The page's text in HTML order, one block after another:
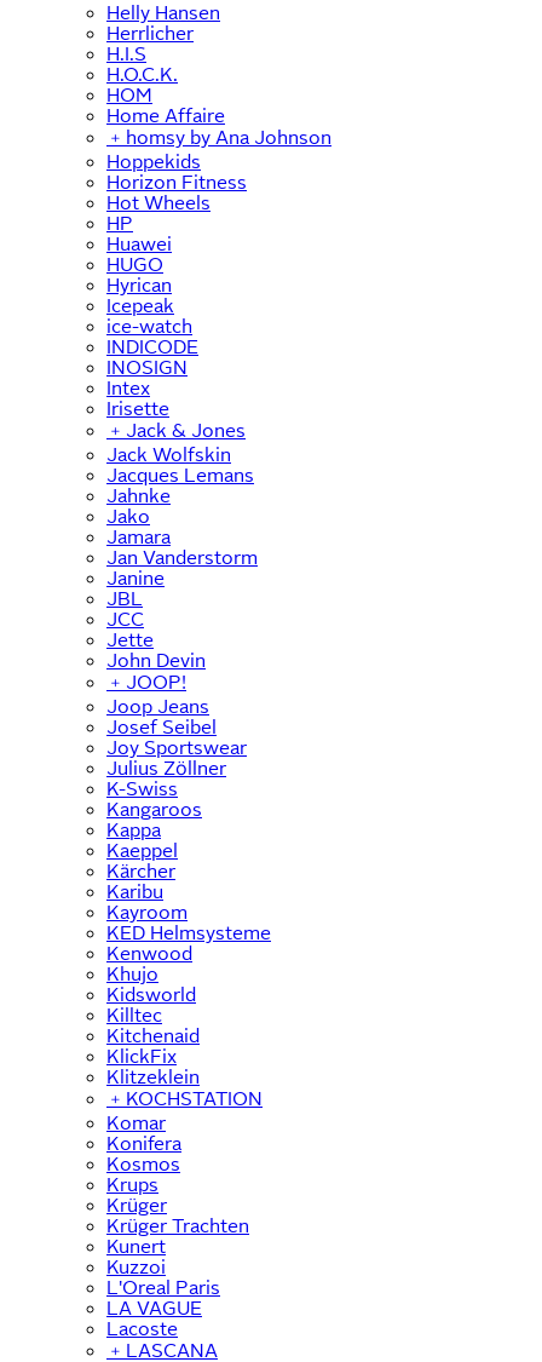
Helly Hansen
Herrlicher
H.I.S
H.O.C.K.
HOM
Home Affaire
﹢ homsy by Ana Johnson
Hoppekids
Horizon Fitness
Hot Wheels
HP
Huawei
HUGO
Hyrican
Icepeak
ice-watch
INDICODE
INOSIGN
Intex
Irisette
﹢ Jack & Jones
Jack Wolfskin
Jacques Lemans
Jahnke
Jako
Jamara
Jan Vanderstorm
Janine
JBL
JCC
Jette
John Devin
﹢ JOOP!
Joop Jeans
Josef Seibel
Joy Sportswear
Julius Zöllner
K-Swiss
Kangaroos
Kappa
Kaeppel
Kärcher
Karibu
Kayroom
KED Helmsysteme
Kenwood
Khujo
Kidsworld
Killtec
Kitchenaid
KlickFix
Klitzeklein
﹢ KOCHSTATION
Komar
Konifera
Kosmos
Krups
Krüger
Krüger Trachten
Kunert
Kuzzoi
L'Oreal Paris
LA VAGUE
Lacoste
﹢ LASCANA